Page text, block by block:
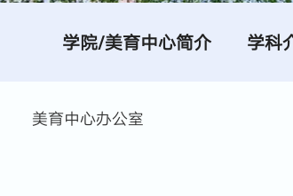
学院/美育中心简介 学科
美育中心办公室